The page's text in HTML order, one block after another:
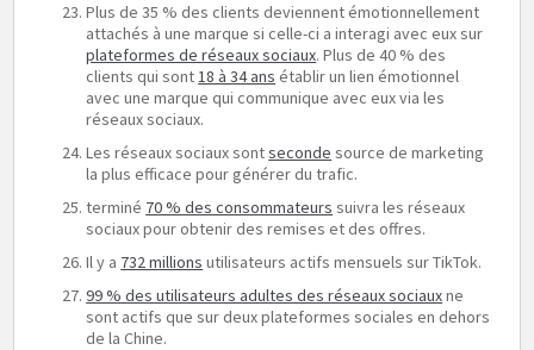
Plus de 35 % des clients deviennent émotionnellement
attachés à une marque si celle-ci a interagi avec eux sur
plateformes de réseaux sociaux. Plus de 40 % des
clients qui sont18 à 34 ans établir un lien émotionnel
avec une marque qui communique avec eux via les
réseaux sociaux.
Les réseaux sociaux sontseconde source de marketing
la plus efficace pour générer du trafic.
terminé 70 % des consommateurs suivra les réseaux
sociaux pour obtenir des remises et des offres.
Il y a 732 millions utilisateurs actifs mensuels sur TikTok.
99 % des utilisateurs adultes des réseaux sociauxne
sont actifs que sur deux plateformes sociales en dehors
de la Chine.